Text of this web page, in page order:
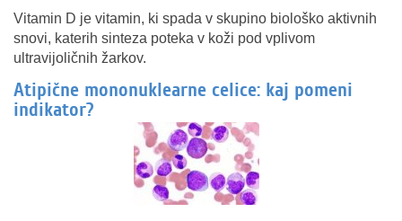
Vitamin D je vitamin, ki spada v skupino biološko aktivnih
snovi, katerih sinteza poteka v koži pod vplivom
ultravijoličnih žarkov.
Atipične mononuklearne celice: kaj pomeni
indikator?